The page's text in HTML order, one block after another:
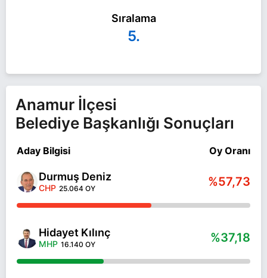
Sıralama
5.
Anamur İlçesi
Belediye Başkanlığı Sonuçları
Aday Bilgisi Oy Oranı
Durmuş Deniz
CHP 25.064 OY %57,73
Hidayet Kılınç
MHP 16.140 OY %37,18